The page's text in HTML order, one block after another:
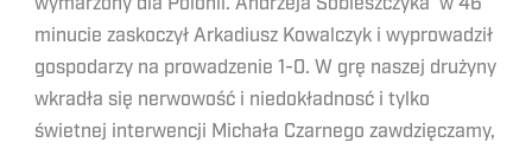
minucie zaskoczył Arkadiusz Kowalczyk i wyprowadził
gospodarzy na prowadzenie 1-0. W grę naszej drużyny
wkradła się nerwowość i niedokładnosć i tylko
świetnej interwencji Michała Czarnego zawdzięczamy,